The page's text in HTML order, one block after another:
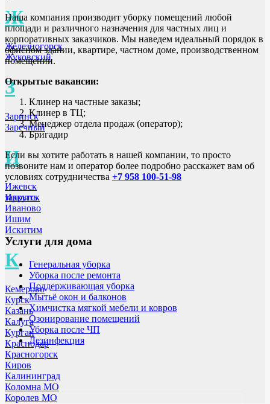
Ж
Железногорск
Жуковский
З
Заринск
Заречный
И
Ижевск
Иркутск
Иваново
Ишим
Искитим
К
Кемерово
Курск
Казань
Калуга
Курган
Краснодар
Красногорск
Киров
Калининград
Коломна МО
Королев МО
Наша компания производит уборку помещений любой
площади и различного назначения для частных лиц и
корпоративных заказчиков. Мы наведем идеальный порядок в
офисном здании, квартире, частном доме, производственном
помещении.
Открытые вакансии:
Клинер на частные заказы;
Клинер в ТЦ;
Менеджер отдела продаж (оператор);
Бригадир
Если вы хотите работать в нашей компании, то просто
позвоните нам и оператор более подробно расскажет вам об
условиях сотрудничества +7 958 100-51-98
закрыть
Услуги для дома
Генеральная уборка
Уборка после ремонта
Поддерживающая уборка
Мытьё окон и балконов
Химчистка мягкой мебели и ковров
Озонирование помещений
Уборка после ЧП
Дезинфекция